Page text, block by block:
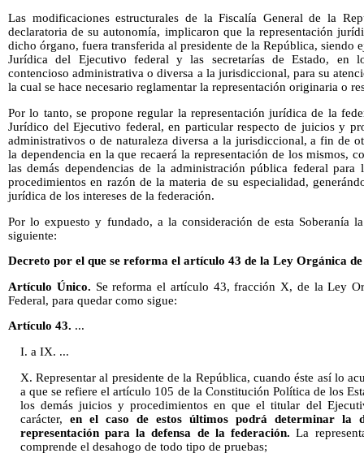
Las modificaciones estructurales de la Fiscalía General de la
declaratoria de su autonomía, implicaron que la representación
dicho órgano, fuera transferida al presidente de la República, siendo
Jurídica del Ejecutivo federal y las secretarías de Estado, en
contencioso administrativa o diversa a la jurisdiccional, para su
la cual se hace necesario reglamentar la representación originaria o
Por lo tanto, se propone regular la representación jurídica de la
Jurídico del Ejecutivo federal, en particular respecto de juicios y
administrativos o de naturaleza diversa a la jurisdiccional, a fin de
la dependencia en la que recaerá la representación de los mismos,
las demás dependencias de la administración pública federal
procedimientos en razón de la materia de su especialidad,
jurídica de los intereses de la federación.
Por lo expuesto y fundado, a la consideración de esta Soberanía
siguiente:
Decreto por el que se reforma el artículo 43 de la Ley Orgánica
Artículo Único. Se reforma el artículo 43, fracción X, de la Ley
Federal, para quedar como sigue:
Artículo 43. ...
I. a IX. ...
X. Representar al presidente de la República, cuando éste así lo
a que se refiere el artículo 105 de la Constitución Política de los
los demás juicios y procedimientos en que el titular del
carácter, en el caso de estos últimos podrá determinar la
representación para la defensa de la federación. La
comprende el desahogo de todo tipo de pruebas;